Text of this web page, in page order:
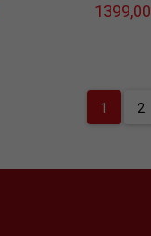
1399,00
1 2